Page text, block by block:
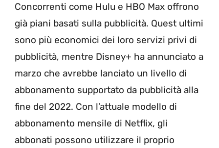
Concorrenti come Hulu e HBO Max offrono
già piani basati sulla pubblicità. Quest ultimi
sono più economici dei loro servizi privi di
pubblicità, mentre Disney+ ha annunciato a
marzo che avrebbe lanciato un livello di
abbonamento supportato da pubblicità alla
fine del 2022. Con l’attuale modello di
abbonamento mensile di Netflix, gli
abbonati possono utilizzare il proprio